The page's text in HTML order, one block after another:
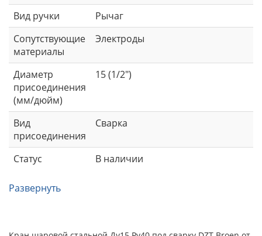
Вид ручки
Рычаг
Сопутствующие
материалы
Электроды
Диаметр
присоединения
(мм/дюйм)
15 (1/2")
Вид
присоединения
Сварка
Статус В наличии
Развернуть